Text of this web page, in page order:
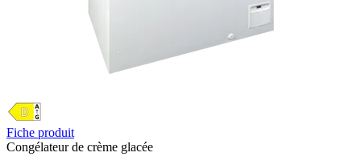
Fiche produit
Congélateur de crème glacée